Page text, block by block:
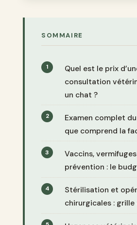
SOMMAIRE
Quel est le prix
consultation
un chat ?
Examen complet
que comprend la
Vaccins,
prévention : le
Stérilisation et
chirurgicales :